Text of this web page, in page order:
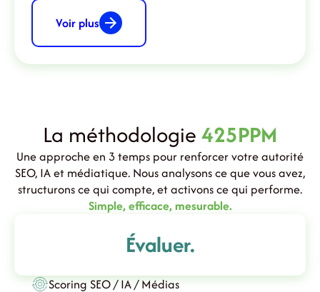
Voir plus
La méthodologie425PPM
Une approche en 3 temps pour renforcer votre autorité
SEO, IA et médiatique. Nous analysons ce que vous avez,
structurons ce qui compte, et activons ce qui performe.
Simple, efficace, mesurable.
Évaluer.
Scoring SEO / IA / Médias